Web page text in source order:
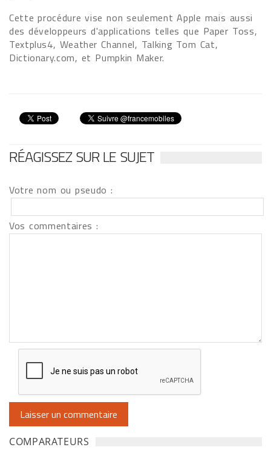
Cette procédure vise non seulement Apple mais aussi
des développeurs d'applications telles que Paper Toss,
Textplus4, Weather Channel, Talking Tom Cat,
Dictionary.com, et Pumpkin Maker.
RÉAGISSEZ SUR LE SUJET
Votre nom ou pseudo :
Vos commentaires :
COMPARATEURS